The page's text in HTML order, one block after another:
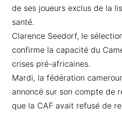
de ses joueurs exclus de la
santé.
Clarence Seedorf, le
confirme la capacité du
crises pré-africaines.
Mardi, la fédération
annoncé sur son compte de
que la CAF avait refusé de